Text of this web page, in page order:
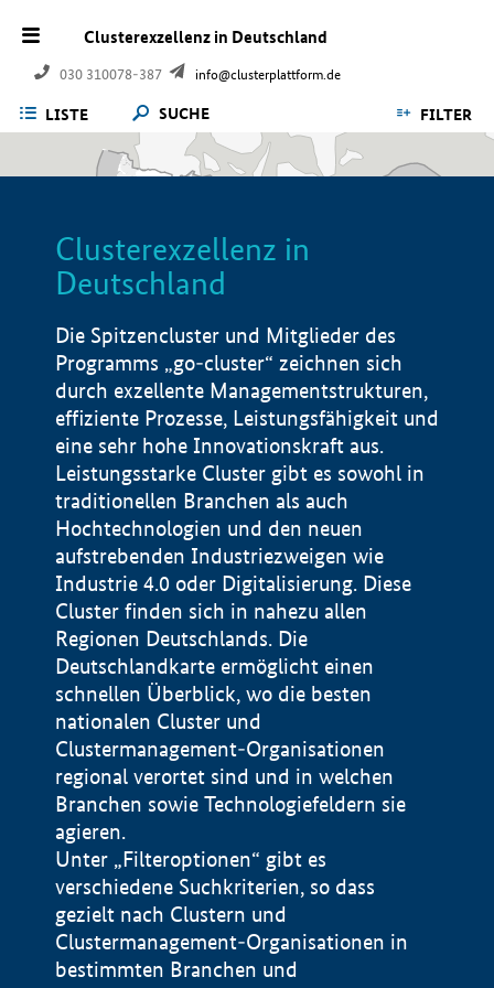
Clusterexzellenz in Deutschland
030 310078-387 info@clusterplattform.de
LISTE SUCHE FILTER
Clusterexzellenz in
Deutschland
Die Spitzencluster und Mitglieder des
Programms „go-cluster“ zeichnen sich
durch exzellente Managementstrukturen,
effiziente Prozesse, Leistungsfähigkeit und
eine sehr hohe Innovationskraft aus.
Leistungsstarke Cluster gibt es sowohl in
traditionellen Branchen als auch
Hochtechnologien und den neuen
aufstrebenden Industriezweigen wie
Industrie 4.0 oder Digitalisierung. Diese
Cluster finden sich in nahezu allen
Regionen Deutschlands. Die
Deutschlandkarte ermöglicht einen
schnellen Überblick, wo die besten
nationalen Cluster und
Clustermanagement-Organisationen
regional verortet sind und in welchen
Branchen sowie Technologiefeldern sie
agieren.
Unter „Filteroptionen“ gibt es
verschiedene Suchkriterien, so dass
gezielt nach Clustern und
Clustermanagement-Organisationen in
bestimmten Branchen und
Impressum
Datenschutzerklärung
BMWE, 2026 ©
100 km © Geobasis-DE / BKG 2015